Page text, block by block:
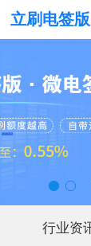
立刷电签版
行业资